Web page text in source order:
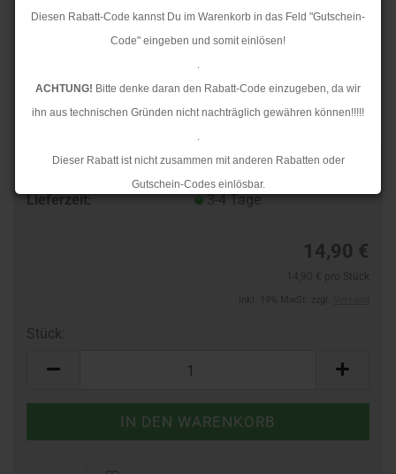
Diesen Rabatt-Code kannst Du im Warenkorb in das Feld "Gutschein-
Code" eingeben und somit einlösen!
.
ACHTUNG! Bitte denke daran den Rabatt-Code einzugeben, da wir
ihn aus technischen Gründen nicht nachträglich gewähren können!!!!!
.
Dieser Rabatt ist nicht zusammen mit anderen Rabatten oder
Gutschein-Codes einlösbar.
.
Rückstaus kann es jedoch zu längeren Lieferzeiten kommen.
Lieferzeit:
3-4 Tage
14,90 €
Stück: